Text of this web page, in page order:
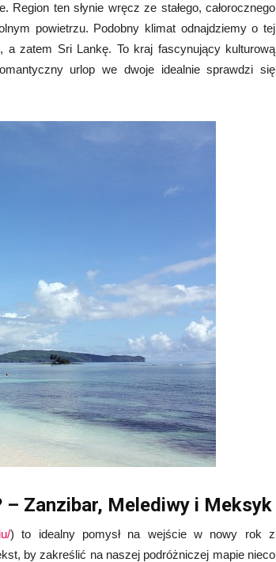
ten słynie wręcz ze stałego, całorocznego
powietrzu. Podobny klimat odnajdziemy o tej
a zatem Sri Lankę. To kraj fascynujący kulturową
urlop we dwoje idealnie sprawdzi się
Zanzibar, Melediwy i Meksyk
) to idealny pomysł na wejście w nowy rok z
by zakreślić na naszej podróżniczej mapie nieco